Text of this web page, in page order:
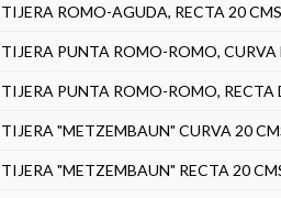
TIJERA ROMO-AGUDA, RECTA 20
TIJERA PUNTA ROMO-ROMO, CURVA
TIJERA PUNTA ROMO-ROMO, RECTA
TIJERA "METZEMBAUN" CURVA 20
TIJERA "METZEMBAUN" RECTA 20